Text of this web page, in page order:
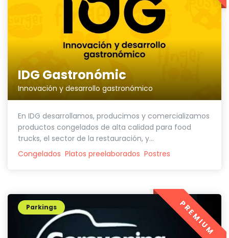
IDG Gastronómic
Innovación y desarrollo gastronómico
En IDG desarrollamos, producimos y comercializamos
productos congelados de alta calidad para food
trucks, el sector de la restauración, y...
Congelados Platos preelaborados Postres
Parkings PREMIUM